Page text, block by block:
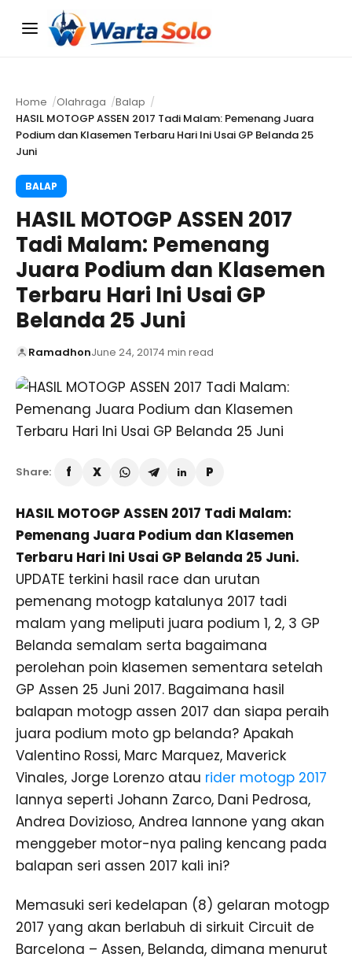
Menu
Home Olahraga
Balap
HASIL MOTOGP ASSEN 2017 Tadi Malam: Pemenang Juara
Podium dan Klasemen Terbaru Hari Ini Usai GP Belanda 25
Juni
BALAP
HASIL MOTOGP ASSEN 2017
Tadi Malam: Pemenang
Juara Podium dan Klasemen
Terbaru Hari Ini Usai GP
Belanda 25 Juni
RamadhonJune 24, 20174 min read
Share:
HASIL MOTOGP ASSEN 2017 Tadi Malam:
Pemenang Juara Podium dan Klasemen
Terbaru Hari Ini Usai GP Belanda 25 Juni.
UPDATE terkini hasil race dan urutan
pemenang motogp katalunya 2017 tadi
malam yang meliputi juara podium 1, 2, 3 GP
Belanda semalam serta bagaimana
perolehan poin klasemen sementara setelah
GP Assen 25 Juni 2017. Bagaimana hasil
balapan motogp assen 2017 dan siapa peraih
juara podium moto gp belanda? Apakah
Valentino Rossi, Marc Marquez, Maverick
Vinales, Jorge Lorenzo atau rider motogp 2017
lannya seperti Johann Zarco, Dani Pedrosa,
Andrea Dovizioso, Andrea Iannone yang akan
menggeber motor-nya paling kencang pada
balapan seri assen 2017 kali ini?
Memasuki seri kedelapan (8) gelaran motogp
2017 yang akan berlabuh di sirkuit Circuit de
Barcelona – Assen, Belanda, dimana menurut